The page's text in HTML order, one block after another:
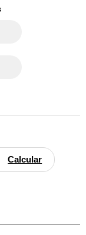
Calcular